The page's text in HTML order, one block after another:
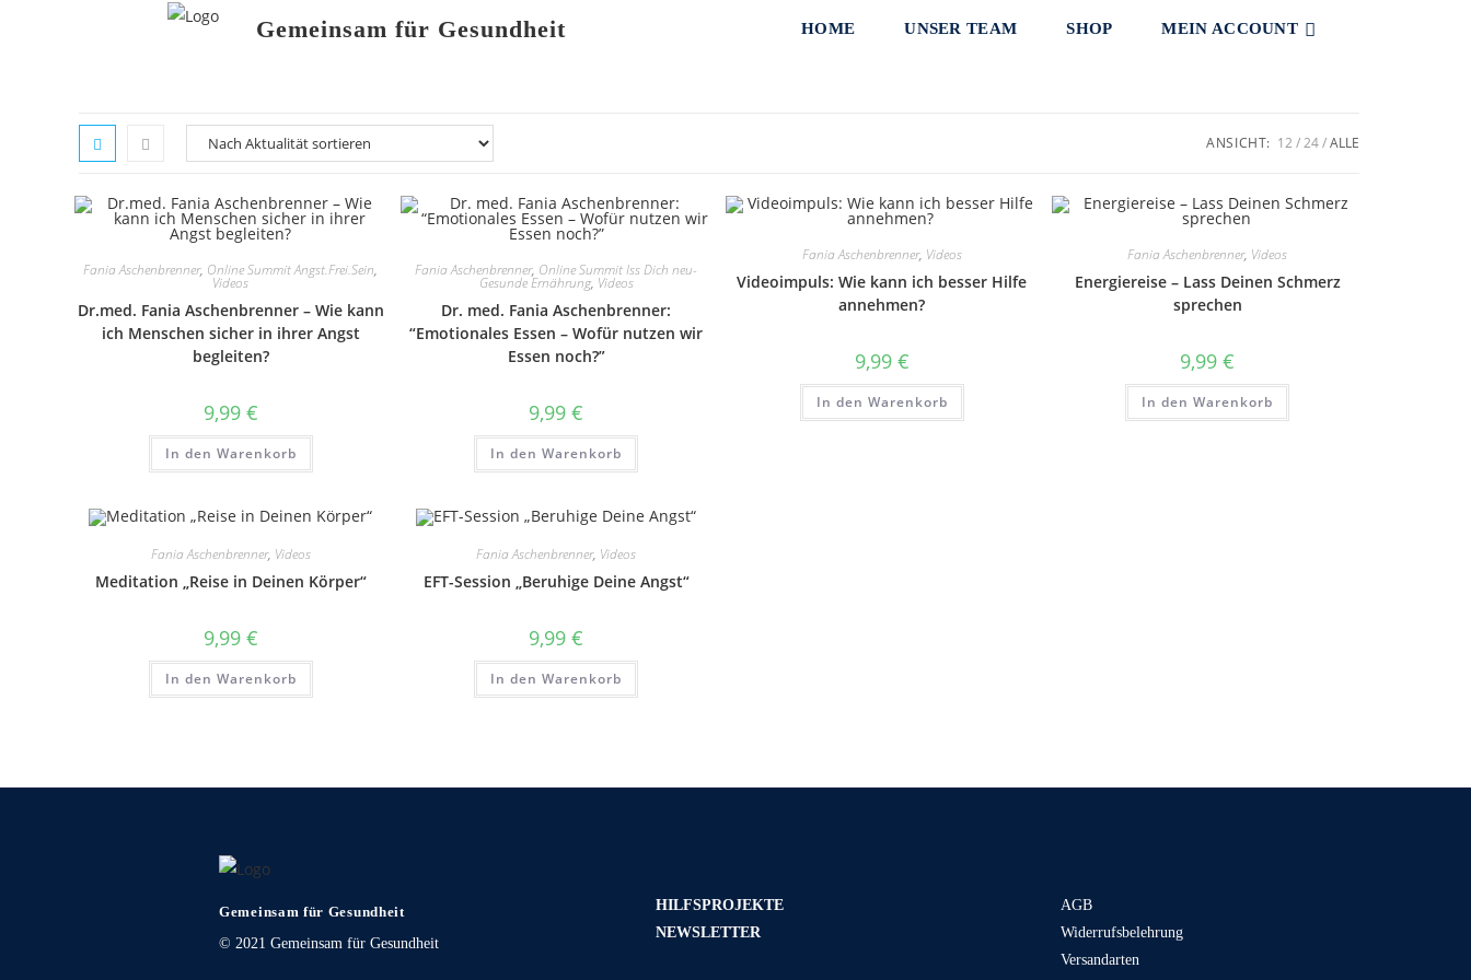
Gemeinsam für Gesundheit HOME UNSER TEAM SHOP MEIN ACCOUNT
ANSICHT: 12 24 ALLE
Fania Aschenbrenner, Online Summit Angst.Frei.Sein,
Videos
Dr.med. Fania Aschenbrenner – Wie kann
ich Menschen sicher in ihrer Angst
begleiten?
9,99 €
In den Warenkorb
Fania Aschenbrenner, Online Summit Iss Dich neu-
Gesunde Ernährung, Videos
Dr. med. Fania Aschenbrenner:
“Emotionales Essen – Wofür nutzen wir
Essen noch?”
9,99€
In den Warenkorb
Fania Aschenbrenner, Videos
Videoimpuls: Wie kann ich besser Hilfe
annehmen?
9,99 €
In den Warenkorb
Fania Aschenbrenner, Videos
Energiereise – Lass Deinen Schmerz
sprechen
9,99€
In den Warenkorb
Fania Aschenbrenner, Videos
Meditation „Reise in Deinen Körper“
9,99 €
In den Warenkorb
Fania Aschenbrenner, Videos
EFT-Session „Beruhige Deine Angst“
9,99€
In den Warenkorb
Gemeinsam für Gesundheit
© 2021 Gemeinsam für Gesundheit
HILFSPROJEKTE
NEWSLETTER
AGB
Widerrufsbelehrung
Versandarten